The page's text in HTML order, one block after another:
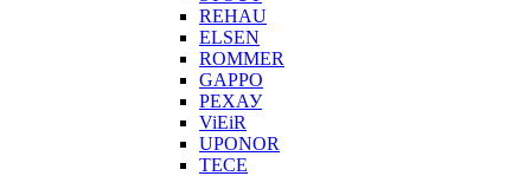
REHAU
ELSEN
ROMMER
GAPPO
РЕХАУ
ViEiR
UPONOR
TECE